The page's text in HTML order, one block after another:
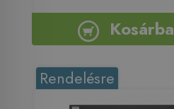
Kosárba
Rendelésre